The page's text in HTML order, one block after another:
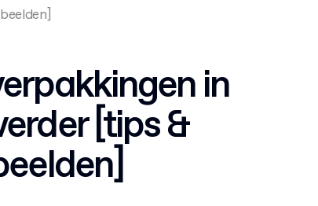
in
[tips &